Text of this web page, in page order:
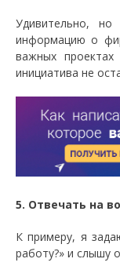
Удивительно,
информацию о
важных
инициатива не
5. Отвечать на
К примеру, я
работу?» и слышу